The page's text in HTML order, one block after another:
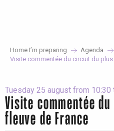
Home I’m preparing Agenda
Visite commentée du circuit du
Tuesday 25 august from 10:30
Visite commentée
fleuve de France